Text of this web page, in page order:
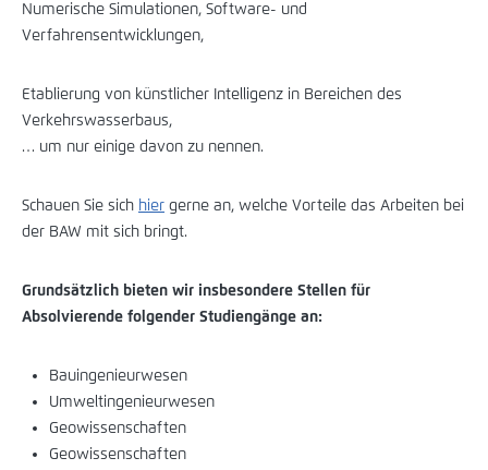
Numerische Simulationen, Software- und
Verfahrensentwicklungen,
Etablierung von künstlicher Intelligenz in Bereichen des
Verkehrswasserbaus,
… um nur einige davon zu nennen.
Schauen Sie sich hier gerne an, welche Vorteile das Arbeiten bei
der BAW mit sich bringt.
Grundsätzlich bieten wir insbesondere Stellen für
Absolvierende folgender Studiengänge an:
Bauingenieurwesen
Umweltingenieurwesen
Geowissenschaften
Geowissenschaften